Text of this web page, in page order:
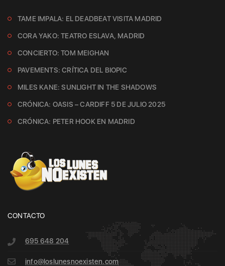
TAME IMPALA: EL DEADBEAT VISITA MADRID
CORA YAKO: TEATRO ESLAVA, MADRID
CONCIERTO: TOM MEIGHAN
PAVEMENTS: CRÍTICA DEL BIOPIC
MILES KANE: SUNLIGHT IN THE SHADOWS
CRÓNICA: OASIS – CARDIFF 5 DE JULIO 2025
CRÓNICA: PETER HOOK EN MADRID
CONTACTO
695 648 204
info@loslunesnoexisten.com